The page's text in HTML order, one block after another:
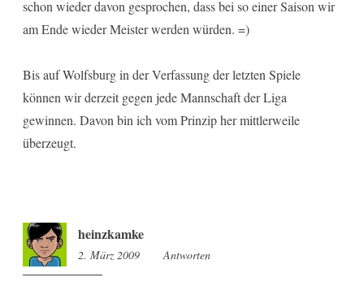
schon wieder davon gesprochen, dass bei so einer Saison wir
am Ende wieder Meister werden würden. =)
Bis auf Wolfsburg in der Verfassung der letzten Spiele
können wir derzeit gegen jede Mannschaft der Liga
gewinnen. Davon bin ich vom Prinzip her mittlerweile
überzeugt.
heinzkamke
2. März 2009 14:48
Antworten